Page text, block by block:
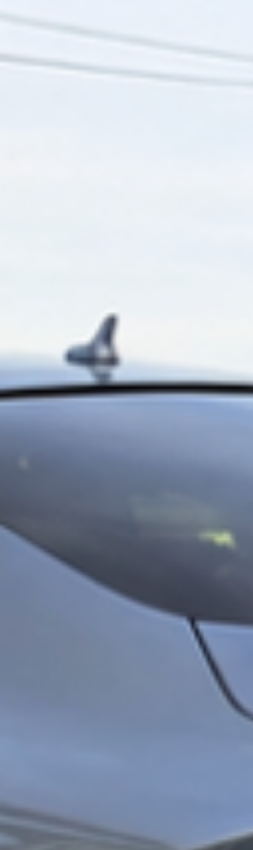
tzw. tri-coat (trójwarstwowe), które
zapewniają wyjątkową głębię koloru i efekt
zmieniający się w zależności od kąta
światła. To sprawia, że naprawa lakiernicza